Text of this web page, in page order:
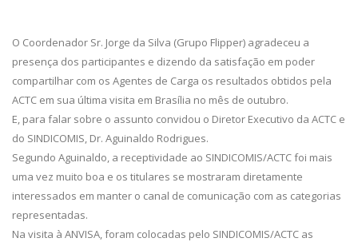
O Coordenador Sr. Jorge da Silva (Grupo Flipper) agradeceu a
presença dos participantes e dizendo da satisfação em poder
compartilhar com os Agentes de Carga os resultados obtidos pela
ACTC em sua última visita em Brasília no mês de outubro.
E, para falar sobre o assunto convidou o Diretor Executivo da ACTC e
do SINDICOMIS, Dr. Aguinaldo Rodrigues.
Segundo Aguinaldo, a receptividade ao SINDICOMIS/ACTC foi mais
uma vez muito boa e os titulares se mostraram diretamente
interessados em manter o canal de comunicação com as categorias
representadas.
Na visita à ANVISA, foram colocadas pelo SINDICOMIS/ACTC as